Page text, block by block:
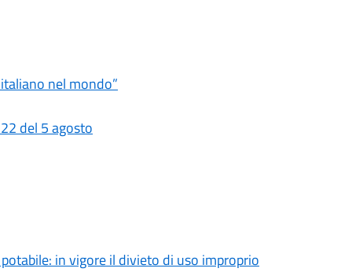
nel mondo”
del 5 agosto
in vigore il divieto di uso improprio